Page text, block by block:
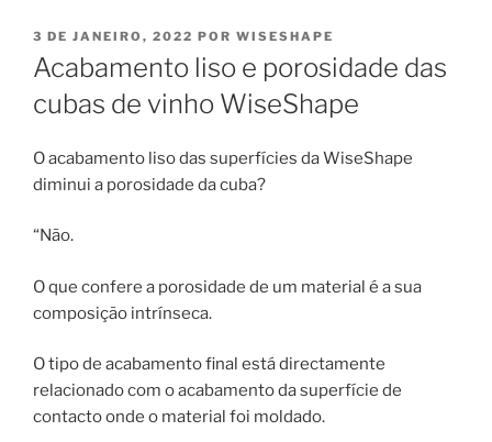
PUBLICADO
EM
3 DE JANEIRO, 2022 POR WISESHAPE
Acabamento liso e porosidade das
cubas de vinho WiseShape
O acabamento liso das superfícies da WiseShape
diminui a porosidade da cuba?
“Não.
O que confere a porosidade de um material é a sua
composição intrínseca.
O tipo de acabamento final está directamente
relacionado com o acabamento da superfície de
contacto onde o material foi moldado.